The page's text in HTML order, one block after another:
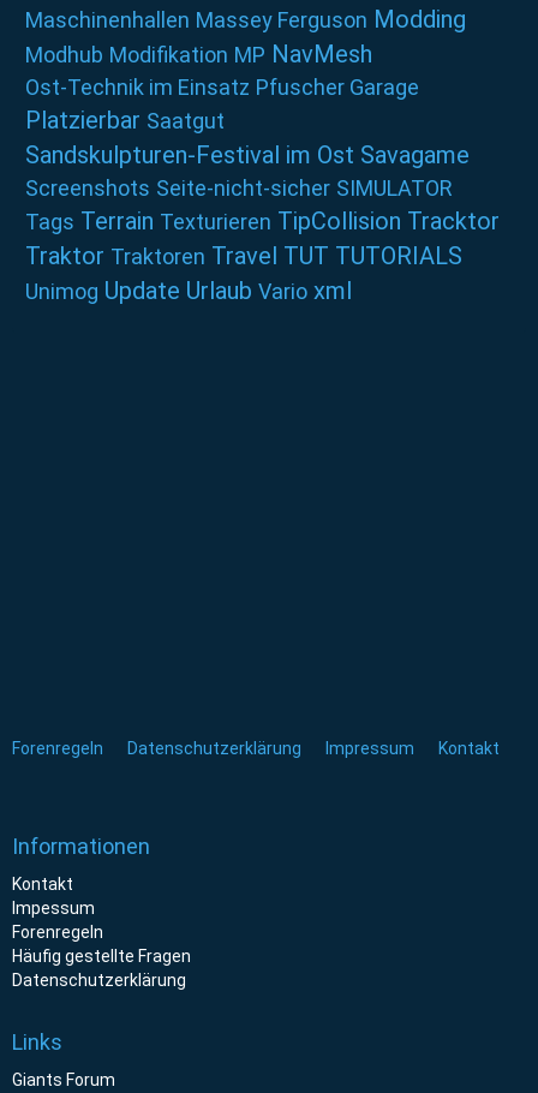
Maschinenhallen Massey Ferguson Modding
Modhub Modifikation MP NavMesh
Ost-Technik im Einsatz Pfuscher Garage
Platzierbar Saatgut
Sandskulpturen-Festival im Ost Savagame
Screenshots Seite-nicht-sicher SIMULATOR
Tags Terrain Texturieren TipCollision Tracktor
Traktor Traktoren Travel TUT TUTORIALS
Unimog Update Urlaub Vario xml
Forenregeln Datenschutzerklärung Impressum Kontakt
Informationen
Kontakt
Impessum
Forenregeln
Häufig gestellte Fragen
Datenschutzerklärung
Links
Giants Forum